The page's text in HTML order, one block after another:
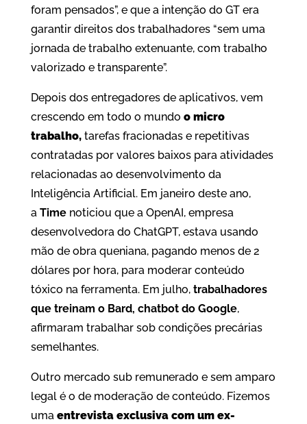
foram pensados”, e que a intenção do GT era
garantir direitos dos trabalhadores “sem uma
jornada de trabalho extenuante, com trabalho
valorizado e transparente”.
Depois dos entregadores de aplicativos, vem
crescendo em todo o mundo o micro
trabalho,tarefas fracionadas e repetitivas
contratadas por valores baixos para atividades
relacionadas ao desenvolvimento da
Inteligência Artificial. Em janeiro deste ano,
a Timenoticiou que a OpenAI, empresa
desenvolvedora do ChatGPT, estava usando
mão de obra queniana, pagando menos de 2
dólares por hora, para moderar conteúdo
tóxico na ferramenta. Em julho, trabalhadores
que treinam o Bard, chatbot do Google,
afirmaram trabalhar sob condições precárias
semelhantes.
Outro mercado sub remunerado e sem amparo
legal é o de moderação de conteúdo. Fizemos
uma entrevista exclusiva com um ex-